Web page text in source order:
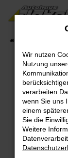
Zum
Hauptinhalt
Fehler:
Beim Laden
Hier sind ein
Laden
Wir nutzen
Nutzung
verarbeiten
wenn Sie uns
einem
Sie die
Weitere